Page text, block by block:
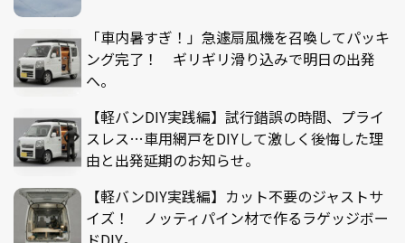
「車内暑すぎ！」急遽扇風機を召喚してパッキ
ング完了！ ギリギリ滑り込みで明日の出発
へ。
【軽バンDIY実践編】試行錯誤の時間、プライ
スレス…車用網戸をDIYして激しく後悔した理
由と出発延期のお知らせ。
【軽バンDIY実践編】カット不要のジャストサ
イズ！ ノッティパイン材で作るラゲッジボー